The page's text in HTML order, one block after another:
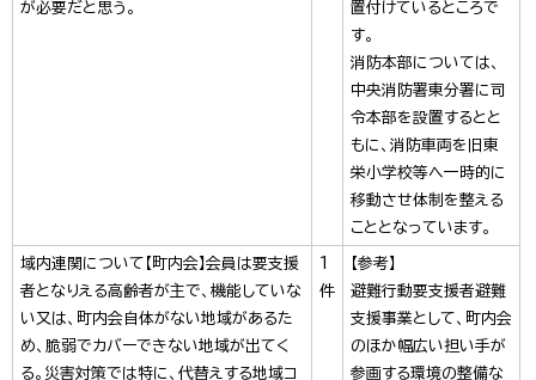
が必要だと思う。
置付けているところで
す。
消防本部については、
中央消防署東分署に司
令本部を設置するとと
もに、消防車両を旧東
栄小学校等へ一時的に
移動させ体制を整える
こととなっています。
域内連関について【町内会】会員は要支援
者となりえる高齢者が主で、機能していな
い又は、町内会自体がない地域があるた
め、脆弱でカバーできない地域が出てく
る。災害対策では特に、代替えする地域コ
1
件
【参考】
避難行動要支援者避難
支援事業として、町内会
のほか幅広い担い手が
参画する環境の整備な